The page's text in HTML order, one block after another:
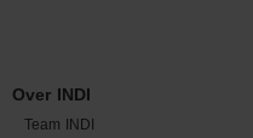
Over INDI
Team INDI